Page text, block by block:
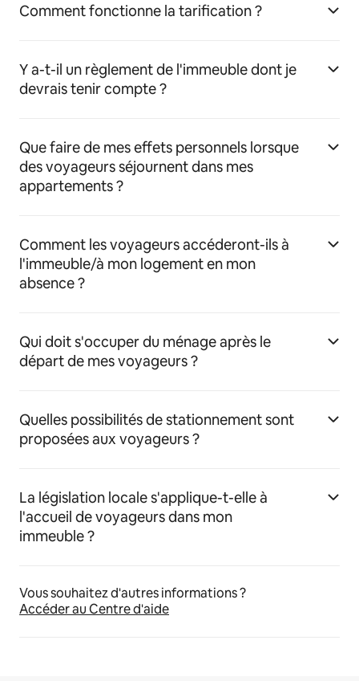
Comment fonctionne la tarification ?
Y a-t-il un règlement de l'immeuble dont je
devrais tenir compte ?
Que faire de mes effets personnels lorsque
des voyageurs séjournent dans mes
appartements ?
Comment les voyageurs accéderont-ils à
l'immeuble/à mon logement en mon
absence ?
Qui doit s'occuper du ménage après le
départ de mes voyageurs ?
Quelles possibilités de stationnement sont
proposées aux voyageurs ?
La législation locale s'applique-t-elle à
l'accueil de voyageurs dans mon
immeuble ?
Vous souhaitez d'autres informations ?
Accéder au Centre d'aide